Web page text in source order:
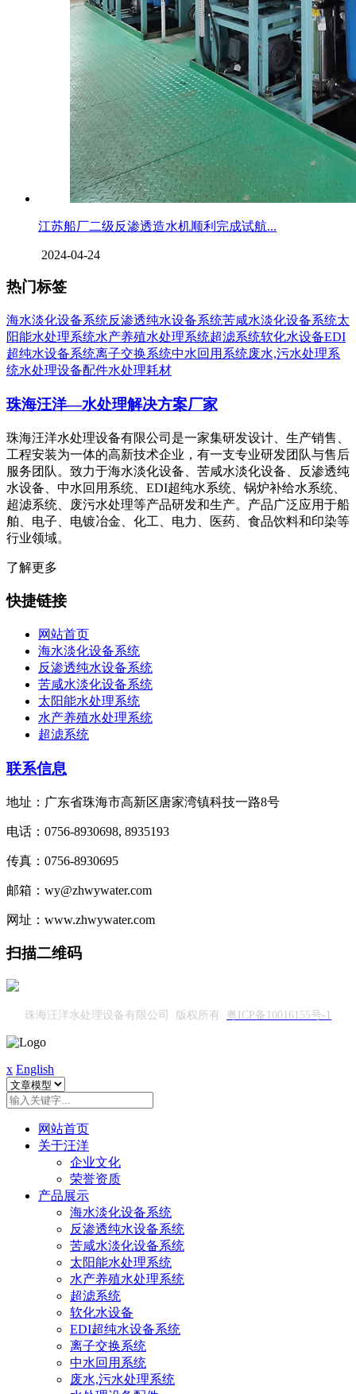
江苏船厂二级反渗透造水机顺利完成试航...
2024-04-24
热门标签
海水淡化设备系统反渗透纯水设备系统苦咸水淡化设备系统太
阳能水处理系统水产养殖水处理系统超滤系统软化水设备EDI
超纯水设备系统离子交换系统中水回用系统废水,污水处理系
统水处理设备配件水处理耗材
珠海汪洋—水处理解决方案厂家
珠海汪洋水处理设备有限公司是一家集研发设计、生产销售、
工程安装为一体的高新技术企业，有一支专业研发团队与售后
服务团队。致力于海水淡化设备、苦咸水淡化设备、反渗透纯
水设备、中水回用系统、EDI超纯水系统、锅炉补给水系统、
超滤系统、废污水处理等产品研发和生产。产品广泛应用于船
舶、电子、电镀冶金、化工、电力、医药、食品饮料和印染等
行业领域。
了解更多
快捷链接
网站首页
海水淡化设备系统
反渗透纯水设备系统
苦咸水淡化设备系统
太阳能水处理系统
水产养殖水处理系统
超滤系统
联系信息
地址：广东省珠海市高新区唐家湾镇科技一路8号
电话：0756-8930698, 8935193
传真：0756-8930695
邮箱：wy@zhwywater.com
网址：www.zhwywater.com
扫描二维码
珠海汪洋水处理设备有限公司 版权所有 粤ICP备10016155号-1
x English
网站首页
关于汪洋
企业文化
荣誉资质
产品展示
海水淡化设备系统
反渗透纯水设备系统
苦咸水淡化设备系统
太阳能水处理系统
水产养殖水处理系统
超滤系统
软化水设备
EDI超纯水设备系统
离子交换系统
中水回用系统
废水,污水处理系统